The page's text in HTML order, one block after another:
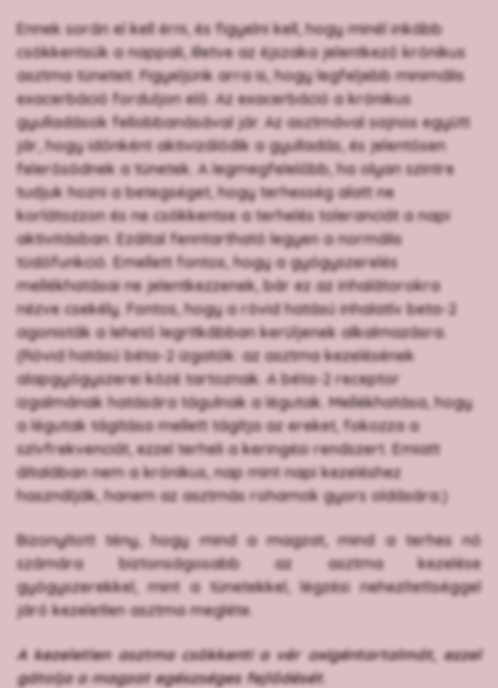
Ennek során el kell érni, és figyelni kell, hogy minél inkább
csökkentsük a nappali, illetve az éjszaka jelentkező krónikus
asztma tüneteit. Figyeljünk arra is, hogy legfeljebb minimális
exacerbáció forduljon elő. Az exacerbáció a krónikus
gyulladások fellobbanásával jár. Az asztmával sajnos együtt
jár, hogy időnként aktivizálódik a gyulladás, és jelentősen
felerősödnek a tünetek. A legmegfelelőbb, ha olyan szintre
tudjuk hozni a betegséget, hogy terhesség alatt ne
korlátozzon és ne csökkentse a terhelés toleranciát a napi
aktivitásban. Ezáltal fenntartható legyen a normális
tüdőfunkció. Emellett fontos, hogy a gyógyszerelés
mellékhatásai ne jelentkezzenek, bár ez az inhalátorokra
nézve csekély. Fontos, hogy a rövid hatású inhalatív beta-2
agonisták a lehető legritkábban kerüljenek alkalmazásra.
(Rövid hatású béta-2 izgatók: az asztma kezelésének
alapgyógyszerei közé tartoznak. A béta-2 receptor
izgalmának hatására tágulnak a légutak. Mellékhatása, hogy
a légutak tágítása mellett tágítja az ereket, fokozza a
szívfrekvenciát, ezzel terheli a keringési rendszert. Emiatt
általában nem a krónikus, nap mint napi kezeléshez
használják, hanem az asztmás rohamok gyors oldására.)
Bizonyított tény, hogy mind a magzat, mind a terhes nő
számára biztonságosabb az asztma kezelése
gyógyszerekkel, mint a tünetekkel, légzési nehezítettséggel
járó kezeletlen asztma megléte.
A kezeletlen asztma csökkenti a vér oxigéntartalmát, ezzel
gátolja a magzat egészséges fejlődését.